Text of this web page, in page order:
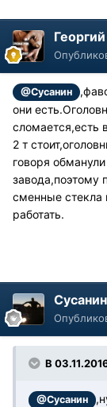
Георгий
@Сусанин
они
сломается,есть
2 т
говоря
завода,поэтому
сменные стекла
работать.
Сусанин
В
@Сусанин